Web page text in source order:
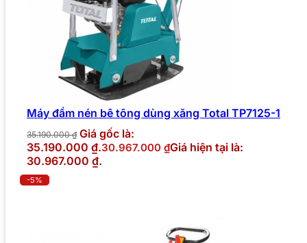
Máy đầm nén bê tông dùng xăng Total TP7125-1
35.190.000₫ Giá gốc là:
35.190.000 ₫.30.967.000 ₫Giá hiện tại là:
30.967.000 ₫.
-5%